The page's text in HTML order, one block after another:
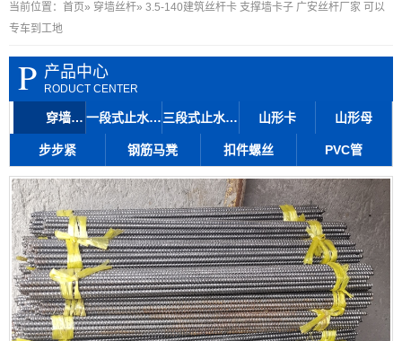
当前位置： 首页» 穿墙丝杆» 3.5-140建筑丝杆卡 支撑墙卡子 广安丝杆厂家 可以
专车到工地
P 产品中心
RODUCT CENTER
穿墙丝杆 一段式止水丝杆 三段式止水丝杆 山形卡 山形母
步步紧 钢筋马凳 扣件螺丝 PVC管